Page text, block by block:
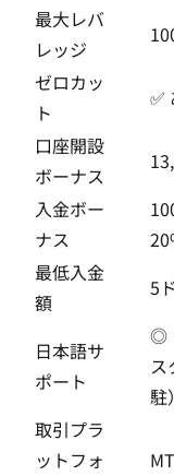
最大レバ
レッジ
ゼロカッ
ト
✅
口座開設
ボーナス
入金ボー
ナス
最低入金
額
5
日本語サ
ポート
◎
ス
駐）
取引プラ
ットフォ